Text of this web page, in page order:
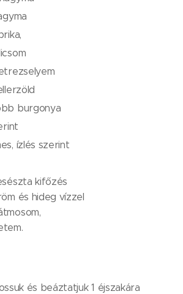
burgonya
ízlés szerint
kifőzés
és hideg vízzel
és beáztatjuk 1 éjszakára